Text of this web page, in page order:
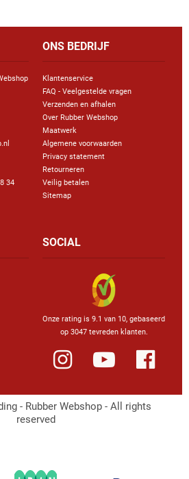
34
ONS BEDRIJF
Klantenservice
FAQ - Veelgestelde vragen
Verzenden en afhalen
Over Rubber Webshop
Maatwerk
Algemene voorwaarden
Privacy statement
Retourneren
Veilig betalen
Sitemap
SOCIAL
Onze rating is 9.1 van 10, gebaseerd
op 3047 tevreden klanten.
- Rubber Webshop - All rights
reserved